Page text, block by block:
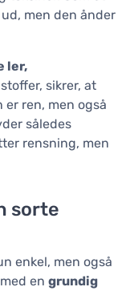
men den ånder
ler,
sikrer, at
ren, men også
således
rensning, men
sorte
enkel, men også
en grundig